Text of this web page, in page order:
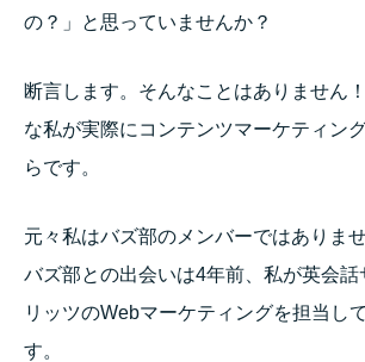
の？」と思っていませんか？
断言します。そんなことはありません
な私が実際にコンテンツマーケティン
らです。
元々私はバズ部のメンバーではありませ
バズ部との出会いは4年前、私が英会
リッツのWebマーケティングを担当し
す。